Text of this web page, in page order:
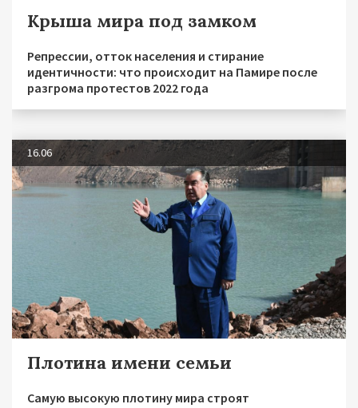
Крыша мира под замком
Репрессии, отток населения и стирание
идентичности: что происходит на Памире после
разгрома протестов 2022 года
16.06
Плотина имени семьи
Самую высокую плотину мира строят